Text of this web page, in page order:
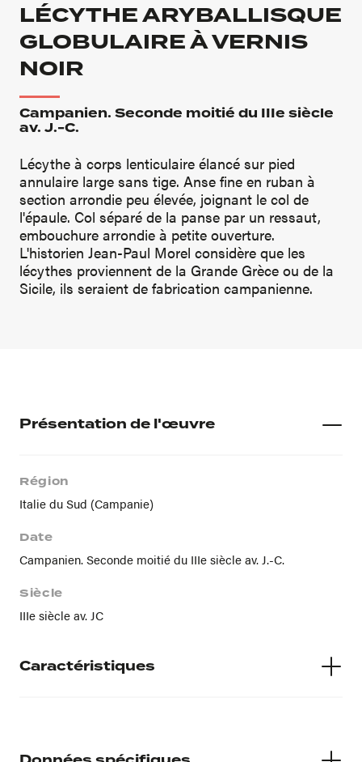
LÉCYTHE ARYBALLISQUE
GLOBULAIRE À VERNIS
NOIR
Campanien. Seconde moitié du IIIe siècle
av. J.-C.
Lécythe à corps lenticulaire élancé sur pied
annulaire large sans tige. Anse fine en ruban à
section arrondie peu élevée, joignant le col de
l'épaule. Col séparé de la panse par un ressaut,
embouchure arrondie à petite ouverture.
L'historien Jean-Paul Morel considère que les
lécythes proviennent de la Grande Grèce ou de la
Sicile, ils seraient de fabrication campanienne.
Présentation de l'œuvre
Région
Italie du Sud (Campanie)
Date
Campanien. Seconde moitié du IIIe siècle av. J.-C.
Siècle
IIIe siècle av. JC
Caractéristiques